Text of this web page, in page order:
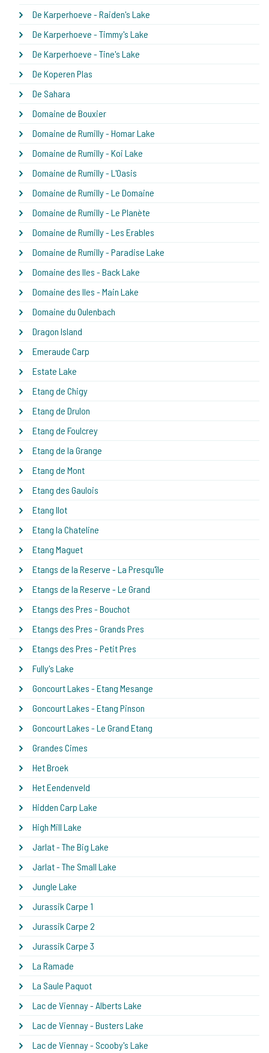
De Karperhoeve - Raiden's Lake
De Karperhoeve - Timmy's Lake
De Karperhoeve - Tine's Lake
De Koperen Plas
De Sahara
Domaine de Bouxier
Domaine de Rumilly - Homar Lake
Domaine de Rumilly - Koi Lake
Domaine de Rumilly - L'Oasis
Domaine de Rumilly - Le Domaine
Domaine de Rumilly - Le Planète
Domaine de Rumilly - Les Erables
Domaine de Rumilly - Paradise Lake
Domaine des Iles - Back Lake
Domaine des Iles - Main Lake
Domaine du Oulenbach
Dragon Island
Emeraude Carp
Estate Lake
Etang de Chigy
Etang de Drulon
Etang de Foulcrey
Etang de la Grange
Etang de Mont
Etang des Gaulois
Etang Ilot
Etang la Chateline
Etang Maguet
Etangs de la Reserve - La Presqu'île
Etangs de la Reserve - Le Grand
Etangs des Pres - Bouchot
Etangs des Pres - Grands Pres
Etangs des Pres - Petit Pres
Fully's Lake
Goncourt Lakes - Etang Mesange
Goncourt Lakes - Etang Pinson
Goncourt Lakes - Le Grand Etang
Grandes Cimes
Het Broek
Het Eendenveld
Hidden Carp Lake
High Mill Lake
Jarlat - The Big Lake
Jarlat - The Small Lake
Jungle Lake
Jurassik Carpe 1
Jurassik Carpe 2
Jurassik Carpe 3
La Ramade
La Saule Paquot
Lac de Viennay - Alberts Lake
Lac de Viennay - Busters Lake
Lac de Viennay - Scooby's Lake